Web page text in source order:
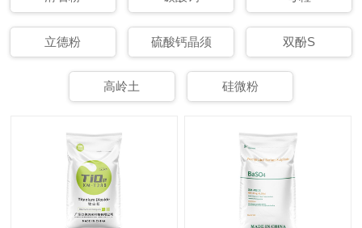
立德粉 硫酸钙晶须 双酚S
高岭土 硅微粉